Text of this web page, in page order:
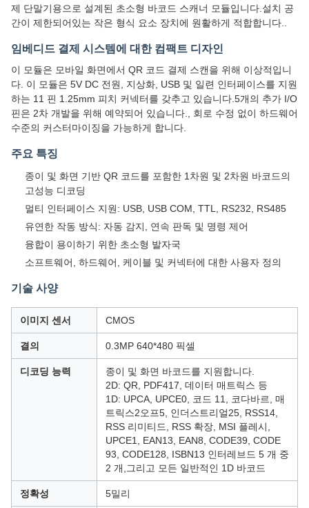
제 단말기용으로 설계된 초소형 바코드 스캐너 모듈입니다.설치 공
간이 제한되어있는 작은 형식 요소 장치에 원활하게 적합합니다..
임베디드 결제 시스템에 대한 컴팩트 디자인
이 모듈은 모바일 화면에서 QR 코드 결제 스캔을 위해 이상적입니
다. 이 모듈은 5V DC 전원, 지상화, USB 및 일련 인터페이스를 지원
하는 11 핀 1.25mm 피치 커넥터를 갖추고 있습니다.5개의 추가 I/O
핀은 2차 개발을 위해 예약되어 있습니다., 회로 수정 없이 하드웨어
수준의 커스터마이징을 가능하게 합니다.
주요 특징
종이 및 화면 기반 QR 코드를 포함한 1차원 및 2차원 바코드의
고성능 디코딩
멀티 인터페이스 지원: USB, USB COM, TTL, RS232, RS485
유연한 작동 방식: 자동 감지, 연속 판독 및 명령 제어
융합이 용이하기 위한 초소형 발자국
소프트웨어, 하드웨어, 케이블 및 커넥터에 대한 사용자 정의
기술 사양
이미지 센서 CMOS
결의 0.3MP 640*480 픽셀
디코딩 능력
종이 및 화면 바코드를 지원합니다.
2D: QR, PDF417, 데이터 매트릭스 등
1D: UPCA, UPCE0, 코드 11, 코다바르, 매
트릭스2오프5, 인더스트리얼25, RSS14,
RSS 리미티드, RSS 확장, MSI 플레시,
UPCE1, EAN13, EAN8, CODE39, CODE
93, CODE128, ISBN13 인터레브드 5 개 중
2 개,그리고 모든 일반적인 1D 바코드
정확성 5밀리